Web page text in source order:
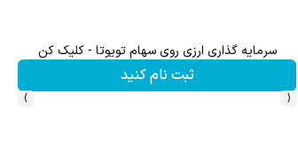
سرمایه گذاری ارزی روی سهام تویوتا - کلیک کن
ثبت نام کنید
‹
›